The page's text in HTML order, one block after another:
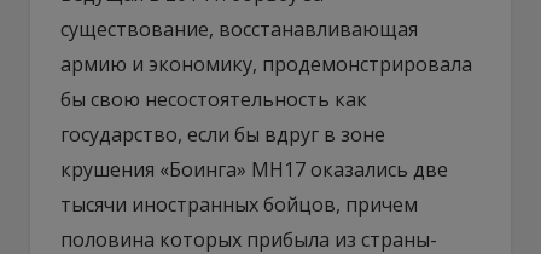
существование, восстанавливающая
армию и экономику, продемонстрировала
бы свою несостоятельность как
государство, если бы вдруг в зоне
крушения «Боинга» MH17 оказались две
тысячи иностранных бойцов, причем
половина которых прибыла из страны-